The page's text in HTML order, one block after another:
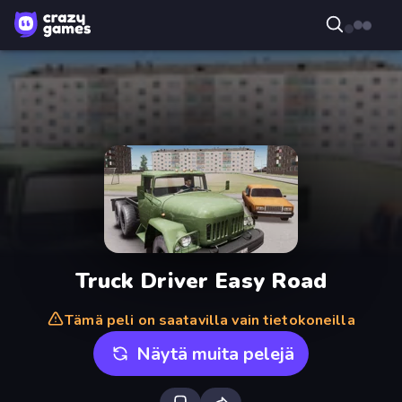
Truck Driver Easy Road
Tämä peli on saatavilla vain tietokoneilla
Näytä muita pelejä